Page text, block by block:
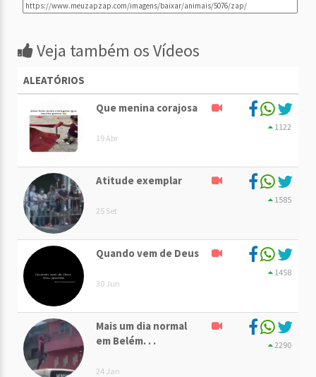
Veja também os Vídeos
ALEATÓRIOS
Que menina corajosa
19 Abr
1122
Atitude exemplar
25 Set
1585
Quando vem de Deus
30 Jun
1458
Mais um dia normal
em Belém. . .
24 Jan
2290